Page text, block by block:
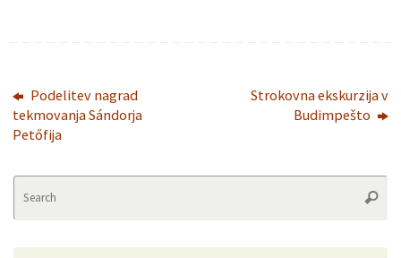
Podelitev nagrad
tekmovanja Sándorja
Petőfija
Strokovna ekskurzija v
Budimpešto